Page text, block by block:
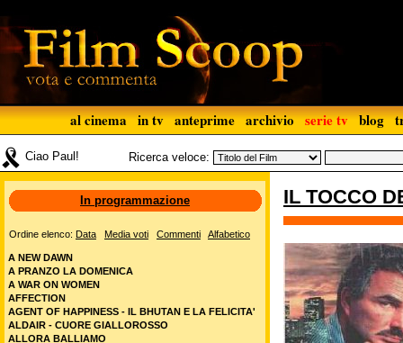
al cinema in tv anteprime archivio serie tv blog
Ciao Paul! Ricerca veloce:
IL TOCCO
In programmazione
Ordine elenco: Data Media voti Commenti Alfabetico
A NEW DAWN
A PRANZO LA DOMENICA
A WAR ON WOMEN
AFFECTION
AGENT OF HAPPINESS - IL BHUTAN E LA FELICITA'
ALDAIR - CUORE GIALLOROSSO
ALLORA BALLIAMO